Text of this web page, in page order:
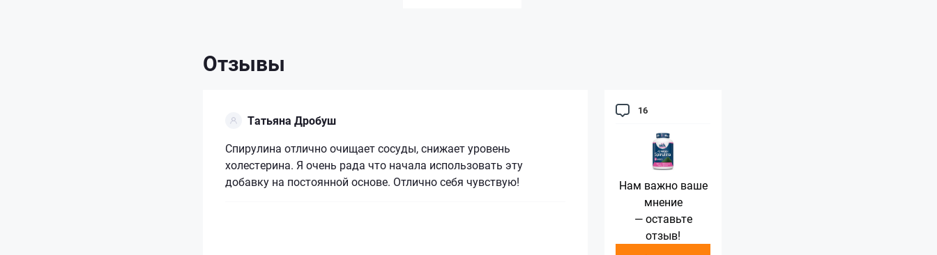
Отзывы
16
Нам важно ваше
мнение
— оставьте
отзыв!
Татьяна Дробуш
Спирулина отлично очищает сосуды, снижает уровень
холестерина. Я очень рада что начала использовать эту
добавку на постоянной основе. Отлично себя чувствую!